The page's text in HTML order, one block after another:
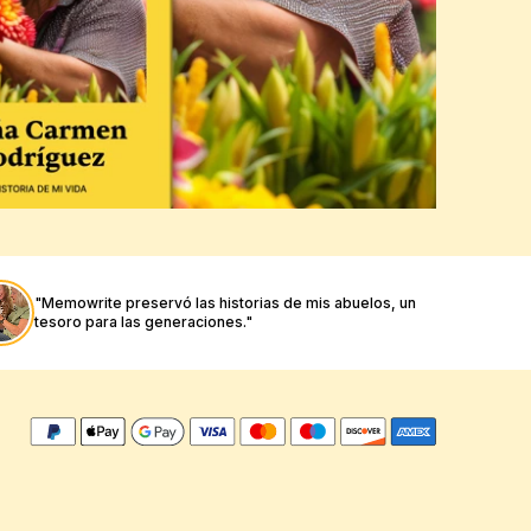
"Memowrite preservó las historias de mis abuelos, un
tesoro para las generaciones."